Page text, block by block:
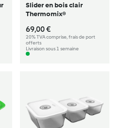
Slider en bois clair
Thermomix®
69,00 €
20% TVA comprise, frais de port
offerts
Livraison sous 1 semaine